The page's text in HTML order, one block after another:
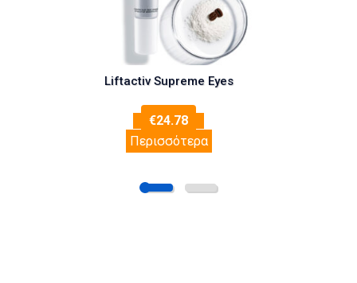
Liftactiv Supreme Eyes
€24.78
Περισσότερα